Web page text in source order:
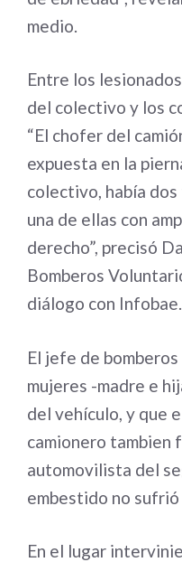
medio.
Entre los
del colectivo y los
“El chofer del
expuesta en la
colectivo, había
una de ellas con
derecho”, precisó
Bomberos
diálogo con Infobae.
El jefe de
mujeres -madre e
del vehículo, y que
camionero tambien
automovilista del
embestido no sufrió
En el lugar